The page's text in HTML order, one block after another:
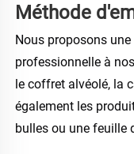
Méthode
Nous proposons
professionnelle à
le coffret alvéolé, la
également les
bulles ou une feuille